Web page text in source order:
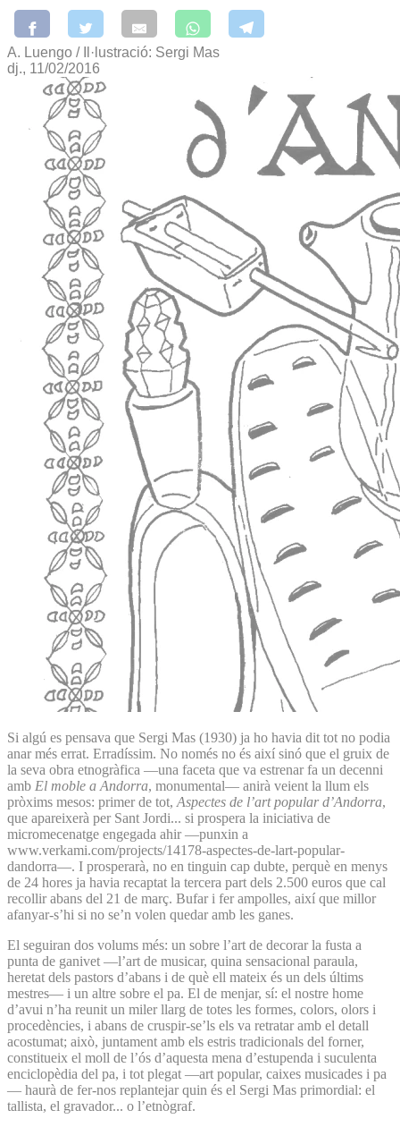
A. Luengo / Il·lustració: Sergi Mas
dj., 11/02/2016
Si algú es pensava que Sergi Mas (1930) ja ho havia dit tot no podia
anar més errat. Erradíssim. No només no és així sinó que el gruix de
la seva obra etnogràfica —una faceta que va estrenar fa un decenni
amb El moble a Andorra, monumental— anirà veient la llum els
pròxims mesos: primer de tot, Aspectes de l’art popular d’Andorra,
que apareixerà per Sant Jordi... si prospera la iniciativa de
micromecenatge engegada ahir —punxin a
www.verkami.com/projects/14178-aspectes-de-lart-popular-
dandorra—. I prosperarà, no en tinguin cap dubte, perquè en menys
de 24 hores ja havia recaptat la tercera part dels 2.500 euros que cal
recollir abans del 21 de març. Bufar i fer ampolles, així que millor
afanyar-s’hi si no se’n volen quedar amb les ganes.
El seguiran dos volums més: un sobre l’art de decorar la fusta a
punta de ganivet —l’art de musicar, quina sensacional paraula,
heretat dels pastors d’abans i de què ell mateix és un dels últims
mestres— i un altre sobre el pa. El de menjar, sí: el nostre home
d’avui n’ha reunit un miler llarg de totes les formes, colors, olors i
procedències, i abans de cruspir-se’ls els va retratar amb el detall
acostumat; això, juntament amb els estris tradicionals del forner,
constitueix el moll de l’ós d’aquesta mena d’estupenda i suculenta
enciclopèdia del pa, i tot plegat —art popular, caixes musicades i pa
— haurà de fer-nos replantejar quin és el Sergi Mas primordial: el
tallista, el gravador... o l’etnògraf.